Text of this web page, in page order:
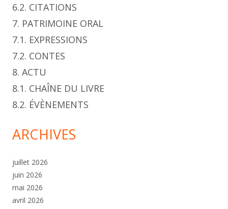
6.2. CITATIONS
7. PATRIMOINE ORAL
7.1. EXPRESSIONS
7.2. CONTES
8. ACTU
8.1. CHAÎNE DU LIVRE
8.2. ÉVÈNEMENTS
ARCHIVES
juillet 2026
juin 2026
mai 2026
avril 2026